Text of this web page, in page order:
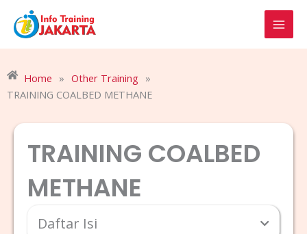
content
Home » Other Training »
TRAINING COALBED METHANE
TRAINING COALBED
METHANE
Daftar Isi